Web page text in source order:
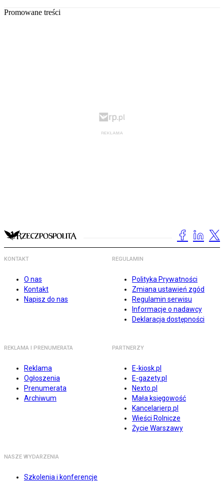
Promowane treści
KONTAKT
O nas
Kontakt
Napisz do nas
REGULAMIN
Polityka Prywatności
Zmiana ustawień zgód
Regulamin serwisu
Informacje o nadawcy
Deklaracja dostępności
REKLAMA I PRENUMERATA
Reklama
Ogłoszenia
Prenumerata
Archiwum
PARTNERZY
E-kiosk.pl
E-gazety.pl
Nexto.pl
Mała księgowość
Kancelarierp.pl
Wieści Rolnicze
Życie Warszawy
NASZE WYDARZENIA
Szkolenia i konferencje